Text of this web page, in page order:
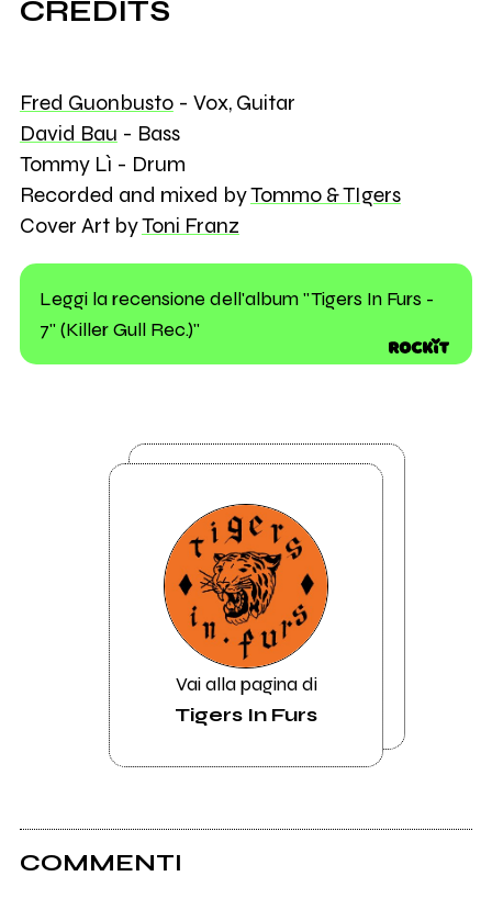
CREDITS
Fred Guonbusto- Vox, Guitar
David Bau - Bass
Tommy Lì - Drum
Recorded and mixed byTommo & TIgers
Cover Art byToni Franz
Leggi la recensione dell'album "Tigers In Furs -
7" (Killer Gull Rec.)"
Vai alla pagina di
Tigers In Furs
COMMENTI